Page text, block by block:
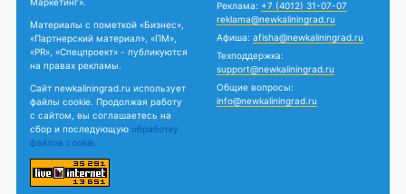
Материалы с пометкой «Бизнес»,
«Партнерский материал», «ПМ»,
«PR», «Спецпроект» - публикуются
на правах рекламы.
Сайт newkaliningrad.ru использует
файлы cookie. Продолжая работу
с сайтом, вы соглашаетесь на
сбор и последующую обработку
файлов cookie.
Реклама: +7 (4012) 31-07-07
reklama@newkaliningrad.ru
Афиша: afisha@newkaliningrad.ru
Техподдержка:
support@newkaliningrad.ru
Общие вопросы:
info@newkaliningrad.ru